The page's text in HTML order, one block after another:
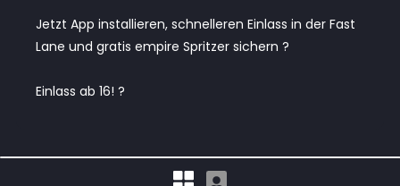
Jetzt App installieren, schnelleren Einlass in der Fast
Lane und gratis empire Spritzer sichern ?
Einlass ab 16! ?